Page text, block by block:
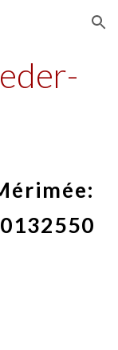
Skip to navigation